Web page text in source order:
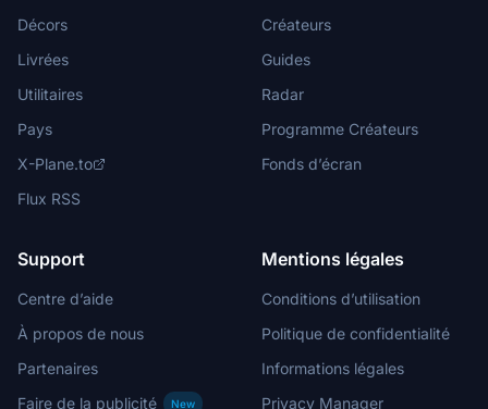
Décors
Livrées
Utilitaires
Pays
X-Plane.to
Flux RSS
Créateurs
Guides
Radar
Programme Créateurs
Fonds d’écran
Support
Centre d’aide
À propos de nous
Partenaires
Faire de la publicité
New
Mentions légales
Conditions d’utilisation
Politique de confidentialité
Informations légales
Privacy Manager